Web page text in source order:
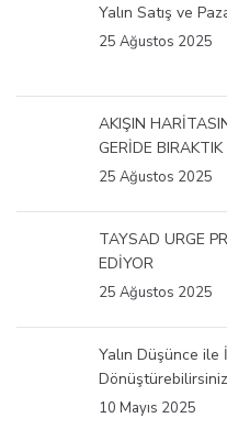
Yalın Satış ve
25 Ağustos 2025
AKIŞIN
GERİDE BIRAKTIK
25 Ağustos 2025
TAYSAD URGE
EDİYOR
25 Ağustos 2025
Yalın Düşünce ile
10 Mayıs 2025